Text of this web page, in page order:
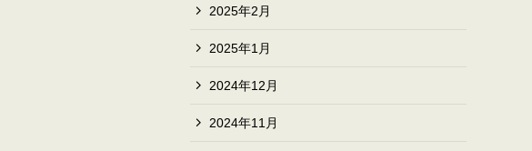
2025年2月
2025年1月
2024年12月
2024年11月